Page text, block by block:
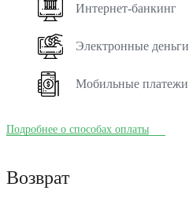
Интернет-банкинг
Электронные деньги
Мобильные платежи
Подробнее о способах оплаты
Возврат